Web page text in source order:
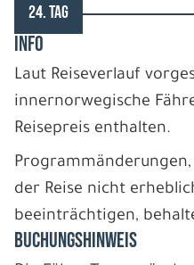
24. TAG
INFO
Laut Reiseverlauf
innernorwegische
Reisepreis enthalten.
der Reise nicht
beeinträchtigen,
BUCHUNGSHINWEIS